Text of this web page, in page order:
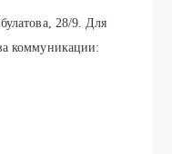
28/9. Для
коммуникации: